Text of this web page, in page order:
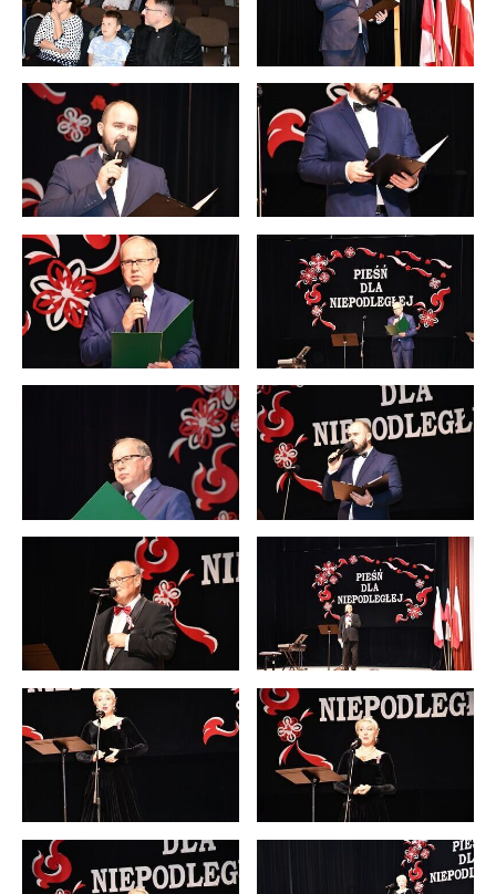
internetowej. Treści promocyjne mogą pojawić się na
stronach podmiotów trzecich lub firm będących naszymi
partnerami oraz innych dostawców usług. Firmy te działają
w charakterze pośredników prezentujących nasze treści w
postaci wiadomości, ofert, komunikatów mediów
społecznościowych.